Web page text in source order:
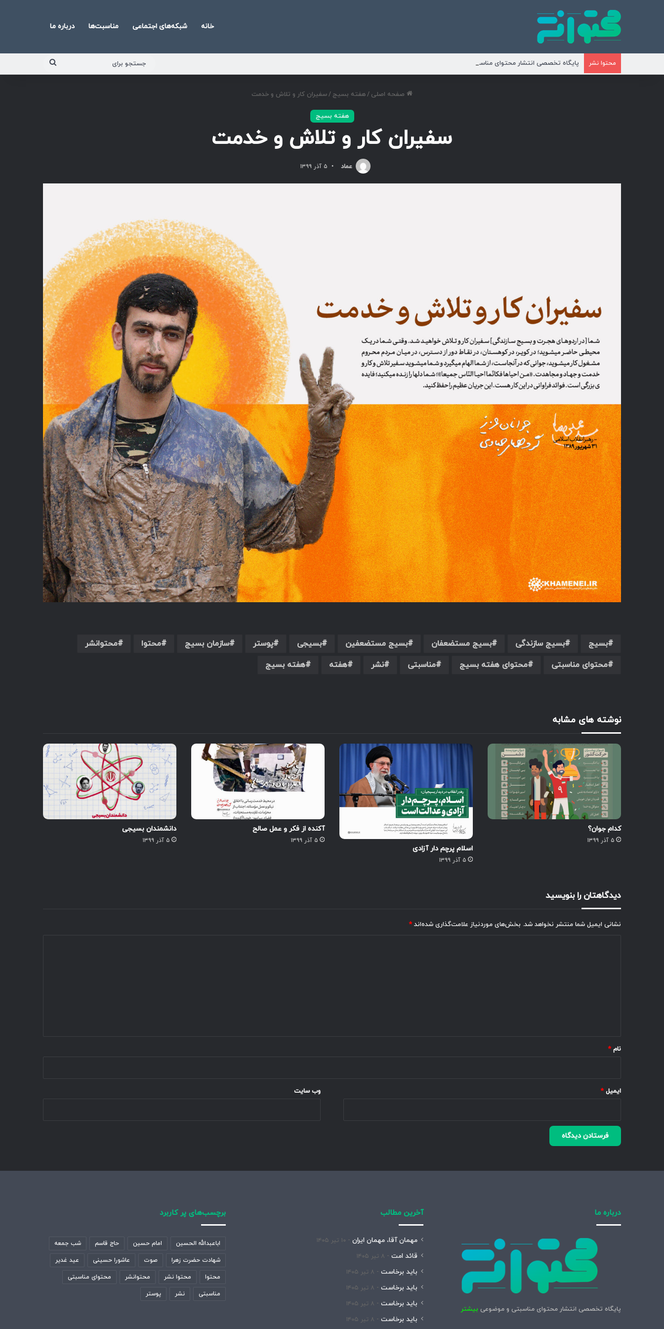
خانه شبکه‌های اجتماعی مناسبت‌ها درباره ما
محتوا نشر پایگاه تخصصی انتشار محتوای مناسبتی و موضوعی
صفحه اصلی /هفته بسیج /سفیران کار و تلاش و خدمت
هفته بسیج
سفیران کار و تلاش و خدمت
عماد ۵ آذر ۱۳۹۹
بسیج بسیج سازندگی بسیج مستضعفان بسیج مستضعفین بسیجی پوستر سازمان بسیج محتوا
محتوانشر
محتوای مناسبتی
محتوای هفته بسیج مناسبتی نشر هفته هفته بسیج
نوشته های مشابه
کدام جوان؟
۵ آذر ۱۳۹۹
اسلام پرچم دار آزادی
۵ آذر ۱۳۹۹
آکنده از فکر و عمل صالح
۵ آذر ۱۳۹۹
دانشمندان بسیجی
۵ آذر ۱۳۹۹
دیدگاهتان را بنویسید
نشانی ایمیل شما منتشر نخواهد شد. بخش‌های موردنیاز علامت‌گذاری شده‌اند *
نام *
ایمیل * وب‌ سایت
درباره ما
پایگاه تخصصی انتشار محتوای مناسبتی و موضوعی بیشتر
آخرین مطالب
مهمان آقا، مهمان ایران ۱۰ تیر ۱۴۰۵
قائد امت ۸ تیر ۱۴۰۵
باید برخاست ۸ تیر ۱۴۰۵
باید برخاست ۸ تیر ۱۴۰۵
باید برخاست ۸ تیر ۱۴۰۵
باید برخاست ۸ تیر ۱۴۰۵
برچسب‌های پر کاربرد
اباعبدالله الحسین امام حسین حاج قاسم شب جمعه
شهادت حضرت زهرا صوت عاشورا حسینی عید غدیر
محتوا محتوا نشر محتوانشر محتوای مناسبتی
مناسبتی نشر پوستر